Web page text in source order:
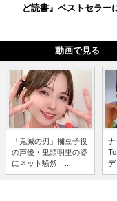
ど読書』ベストセラー
動画で見る
「鬼滅の刃」禰豆子役
の声優・鬼頭明里の姿
にネット騒然 ...
デ